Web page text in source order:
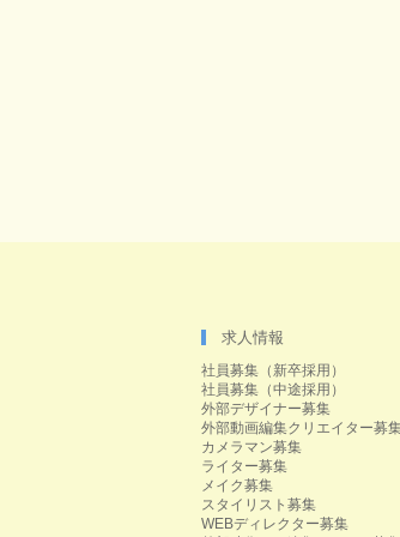
求人情報
社員募集（新卒採用）
社員募集（中途採用）
外部デザイナー募集
外部動画編集クリエイター募
カメラマン募集
ライター募集
メイク募集
スタイリスト募集
WEBディレクター募集